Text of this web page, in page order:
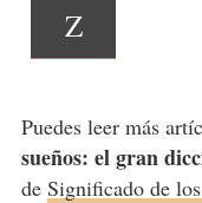
Z
Puedes leer más
sueños: el gran
de Significado de